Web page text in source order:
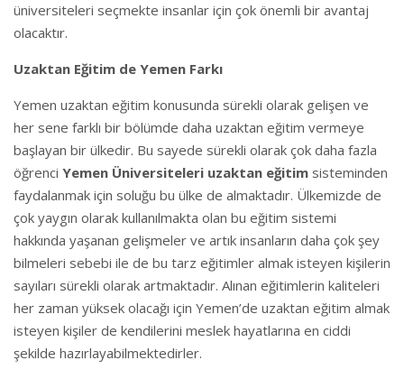
üniversiteleri seçmekte insanlar için çok önemli bir avantaj
olacaktır.
Uzaktan Eğitim de Yemen Farkı
Yemen uzaktan eğitim konusunda sürekli olarak gelişen ve
her sene farklı bir bölümde daha uzaktan eğitim vermeye
başlayan bir ülkedir. Bu sayede sürekli olarak çok daha fazla
öğrenci Yemen Üniversiteleri uzaktan eğitim sisteminden
faydalanmak için soluğu bu ülke de almaktadır. Ülkemizde de
çok yaygın olarak kullanılmakta olan bu eğitim sistemi
hakkında yaşanan gelişmeler ve artık insanların daha çok şey
bilmeleri sebebi ile de bu tarz eğitimler almak isteyen kişilerin
sayıları sürekli olarak artmaktadır. Alınan eğitimlerin kaliteleri
her zaman yüksek olacağı için Yemen’de uzaktan eğitim almak
isteyen kişiler de kendilerini meslek hayatlarına en ciddi
şekilde hazırlayabilmektedirler.